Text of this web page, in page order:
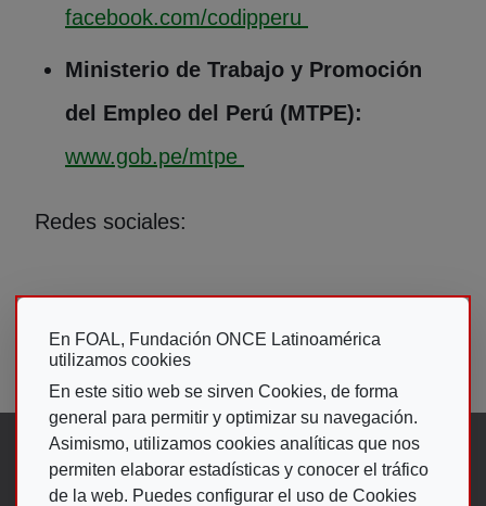
En FOAL, Fundación ONCE Latinoamérica
utilizamos cookies
En este sitio web se sirven Cookies, de forma
general para permitir y optimizar su navegación.
Asimismo, utilizamos cookies analíticas que nos
permiten elaborar estadísticas y conocer el tráfico
de la web. Puedes configurar el uso de Cookies
facebook.com/codipperu
Ministerio de Trabajo y Promoción
del Empleo del Perú (MTPE):
www.gob.pe/mtpe
Redes sociales:
Ver perfil en Facebook(Abre en nueva
Síguenos en: